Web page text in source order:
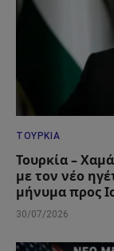
ΤΟΥΡΚΊΑ
Τουρκία –
με τον νέο
μήνυμα προς
30/07/2026